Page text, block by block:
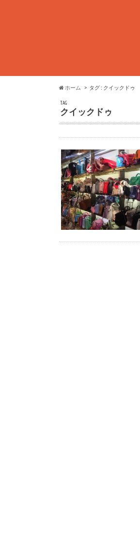
ホーム タグ : クイックドゥ
TAG
クイックドゥ